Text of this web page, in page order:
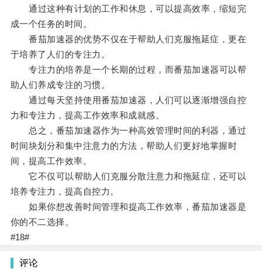
通过这种有计划的工作和休息，可以提高效率，缩短完
成一个任务的时间。
番茄加速器的优势不仅在于帮助人们克服拖延症，更在
于培养了人们的专注力。
专注力的培养是一个长期的过程，而番茄加速器可以帮
助人们养成专注的习惯。
通过每天坚持使用番茄加速器，人们可以逐渐增强自控
力和专注力，提高工作效率和成就感。
总之，番茄加速器作为一种高效管理时间的利器，通过
时间块划分和集中注意力的方法，帮助人们更好地掌握时
间，提高工作效率。
它不仅可以帮助人们克服分散注意力和拖延症，还可以
培养专注力，提高自控力。
如果你想改善时间管理和提高工作效率，番茄加速器是
你的不二选择。
#18#
评论